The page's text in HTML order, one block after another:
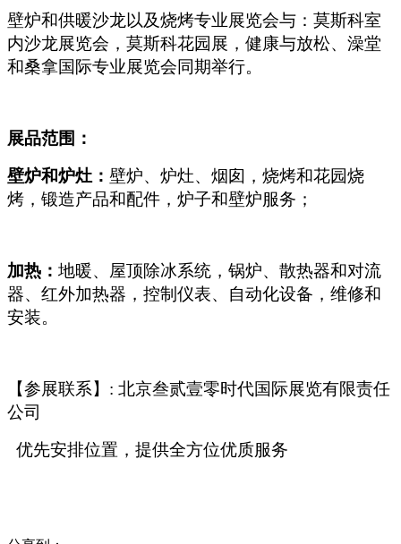
壁炉和供暖沙龙以及烧烤专业展览会与：莫斯科室
内沙龙展览会，莫斯科花园展，健康与放松、澡堂
和桑拿国际专业展览会同期举行。
展品范围：
壁炉和炉灶： 壁炉、炉灶、烟囱，烧烤和花园烧
烤，锻造产品和配件，炉子和壁炉服务；
加热： 地暖、屋顶除冰系统，锅炉、散热器和对流
器、红外加热器，控制仪表、自动化设备，维修和
安装。
【参展联系】: 北京叁贰壹零时代国际展览有限责任
公司
优先安排位置，提供全方位优质服务